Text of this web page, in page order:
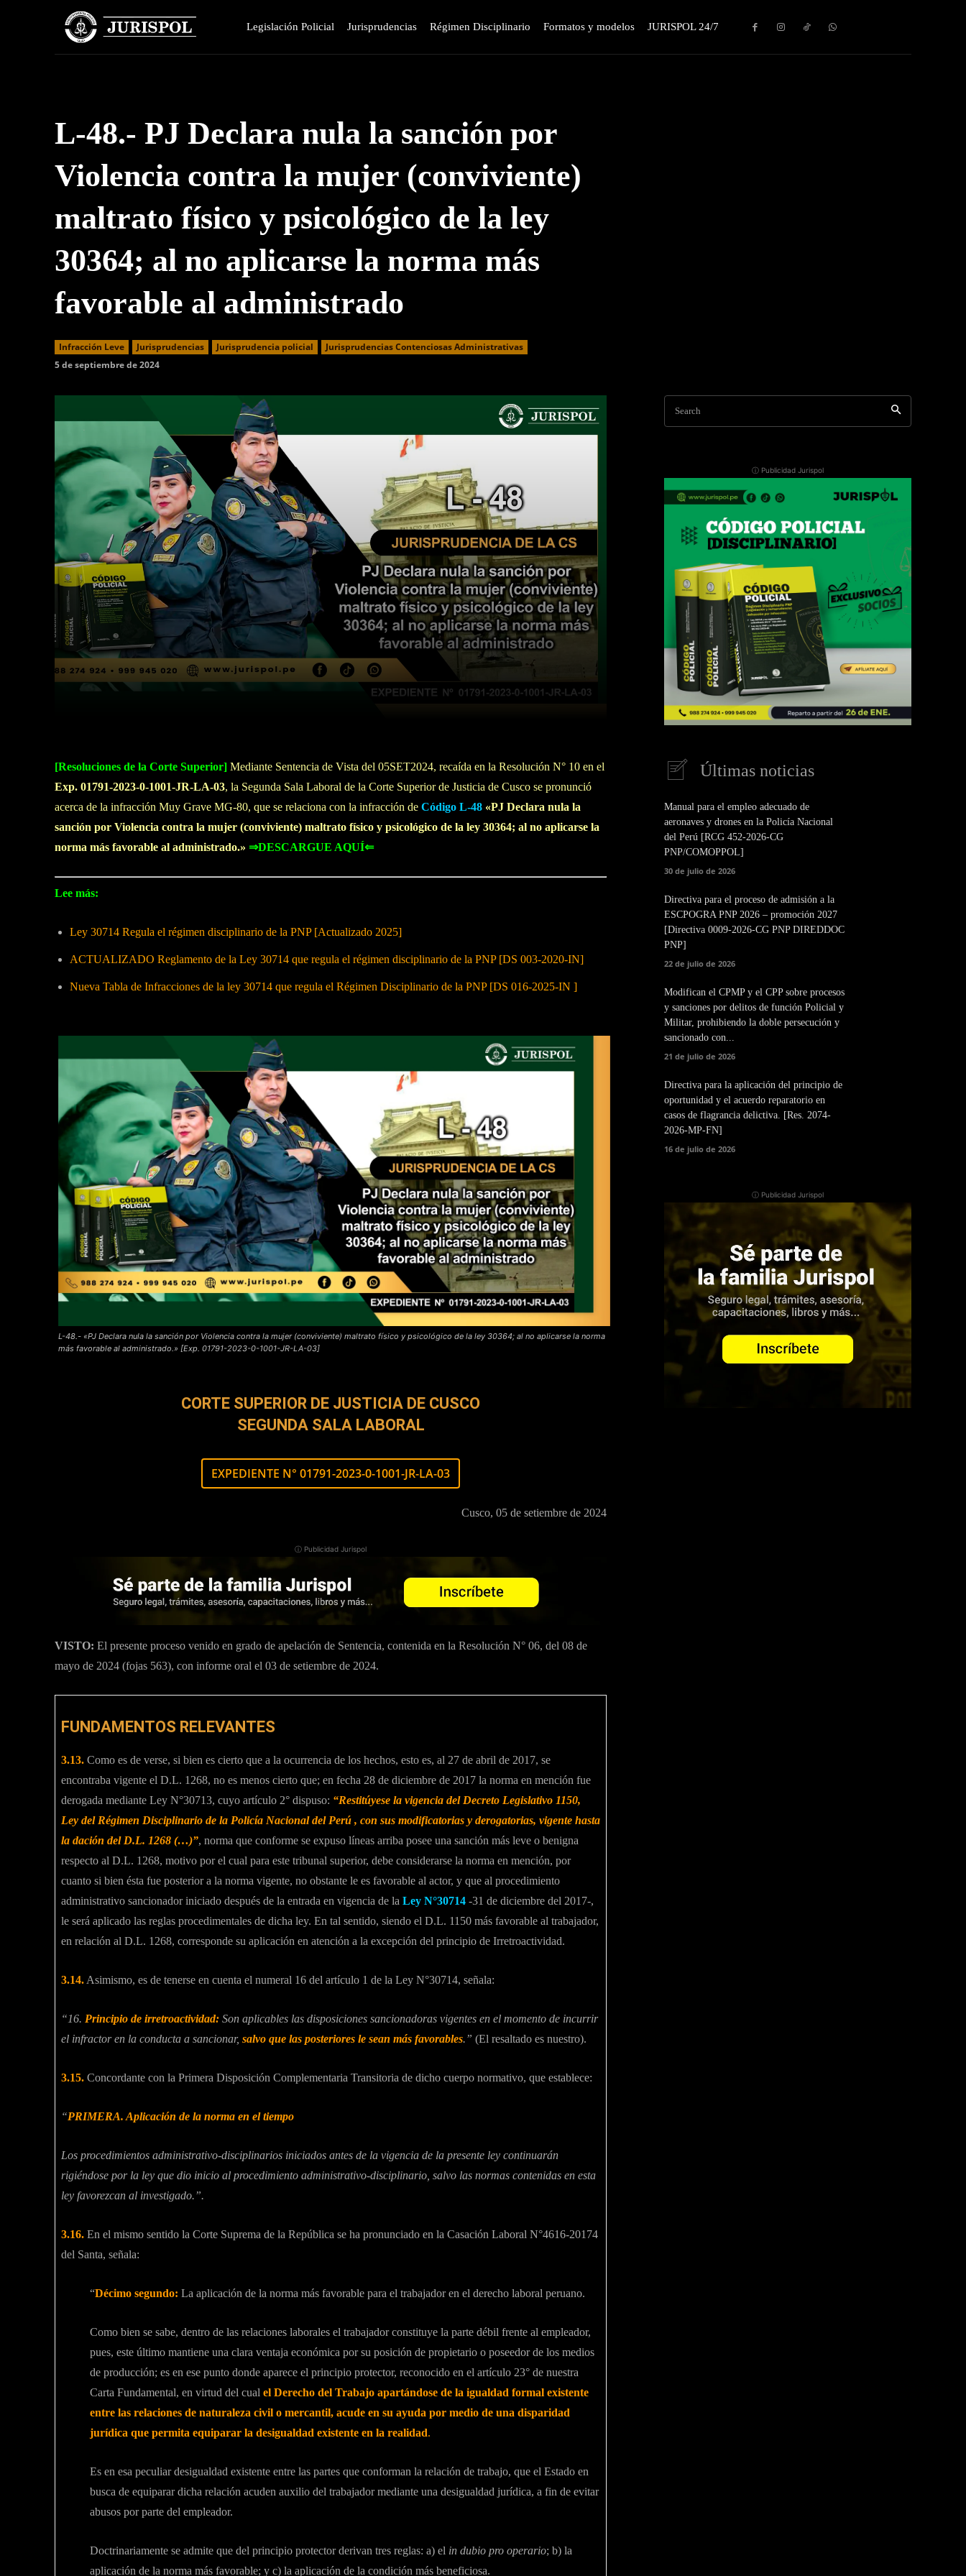
Legislación Policial Jurisprudencias Régimen Disciplinario Formatos y modelos JURISPOL 24/7
L-48.- PJ Declara nula la sanción por
Violencia contra la mujer (conviviente)
maltrato físico y psicológico de la ley
30364; al no aplicarse la norma más
favorable al administrado
Infracción Leve Jurisprudencias Jurisprudencia policial
Jurisprudencias Contenciosas Administrativas
5 de septiembre de 2024
WhatsApp Linkedin
[Resoluciones de la Corte Superior] Mediante Sentencia de Vista del 05SET2024, recaída en la Resolución N° 10 en el
Exp. 01791-2023-0-1001-JR-LA-03, la Segunda Sala Laboral de la Corte Superior de Justicia de Cusco se pronunció
acerca de la infracción Muy Grave MG-80, que se relaciona con la infracción de Código L-48 «PJ Declara nula la
sanción por Violencia contra la mujer (conviviente) maltrato físico y psicológico de la ley 30364; al no aplicarse la
norma más favorable al administrado.» ⇒DESCARGUE AQUÍ⇐
Lee más:
Ley 30714 Regula el régimen disciplinario de la PNP [Actualizado 2025]
ACTUALIZADO Reglamento de la Ley 30714 que regula el régimen disciplinario de la PNP [DS 003-2020-IN]
Nueva Tabla de Infracciones de la ley 30714 que regula el Régimen Disciplinario de la PNP [DS 016-2025-IN ]
L-48.- «PJ Declara nula la sanción por Violencia contra la mujer (conviviente) maltrato físico y psicológico de la ley 30364; al no aplicarse la norma
más favorable al administrado.» [Exp. 01791-2023-0-1001-JR-LA-03]
CORTE SUPERIOR DE JUSTICIA DE CUSCO
SEGUNDA SALA LABORAL
EXPEDIENTE N° 01791-2023-0-1001-JR-LA-03
Cusco, 05 de setiembre de 2024
ⓘ Publicidad Jurispol
VISTO: El presente proceso venido en grado de apelación de Sentencia, contenida en la Resolución N° 06, del 08 de
mayo de 2024 (fojas 563), con informe oral el 03 de setiembre de 2024.
FUNDAMENTOS RELEVANTES
3.13. Como es de verse, si bien es cierto que a la ocurrencia de los hechos, esto es, al 27 de abril de 2017, se
encontraba vigente el D.L. 1268, no es menos cierto que; en fecha 28 de diciembre de 2017 la norma en mención fue
derogada mediante Ley N°30713, cuyo artículo 2° dispuso: “Restitúyese la vigencia del Decreto Legislativo 1150,
Ley del Régimen Disciplinario de la Policía Nacional del Perú , con sus modificatorias y derogatorias, vigente hasta
la dación del D.L. 1268 (…)”, norma que conforme se expuso líneas arriba posee una sanción más leve o benigna
respecto al D.L. 1268, motivo por el cual para este tribunal superior, debe considerarse la norma en mención, por
cuanto si bien ésta fue posterior a la norma vigente, no obstante le es favorable al actor, y que al procedimiento
administrativo sancionador iniciado después de la entrada en vigencia de la Ley N°30714 -31 de diciembre del 2017-,
le será aplicado las reglas procedimentales de dicha ley. En tal sentido, siendo el D.L. 1150 más favorable al trabajador,
en relación al D.L. 1268, corresponde su aplicación en atención a la excepción del principio de Irretroactividad.
3.14. Asimismo, es de tenerse en cuenta el numeral 16 del artículo 1 de la Ley N°30714, señala:
“16. Principio de irretroactividad: Son aplicables las disposiciones sancionadoras vigentes en el momento de incurrir
el infractor en la conducta a sancionar, salvo que las posteriores le sean más favorables.” (El resaltado es nuestro).
3.15. Concordante con la Primera Disposición Complementaria Transitoria de dicho cuerpo normativo, que establece:
“PRIMERA. Aplicación de la norma en el tiempo
Los procedimientos administrativo-disciplinarios iniciados antes de la vigencia de la presente ley continuarán
rigiéndose por la ley que dio inicio al procedimiento administrativo-disciplinario, salvo las normas contenidas en esta
ley favorezcan al investigado.”.
3.16. En el mismo sentido la Corte Suprema de la República se ha pronunciado en la Casación Laboral N°4616-20174
del Santa, señala:
“Décimo segundo: La aplicación de la norma más favorable para el trabajador en el derecho laboral peruano.
Como bien se sabe, dentro de las relaciones laborales el trabajador constituye la parte débil frente al empleador,
pues, este último mantiene una clara ventaja económica por su posición de propietario o poseedor de los medios
de producción; es en ese punto donde aparece el principio protector, reconocido en el artículo 23° de nuestra
Carta Fundamental, en virtud del cual el Derecho del Trabajo apartándose de la igualdad formal existente
entre las relaciones de naturaleza civil o mercantil, acude en su ayuda por medio de una disparidad
jurídica que permita equiparar la desigualdad existente en la realidad.
Es en esa peculiar desigualdad existente entre las partes que conforman la relación de trabajo, que el Estado en
busca de equiparar dicha relación acuden auxilio del trabajador mediante una desigualdad jurídica, a fin de evitar
abusos por parte del empleador.
Doctrinariamente se admite que del principio protector derivan tres reglas: a) el in dubio pro operario; b) la
aplicación de la norma más favorable; y c) la aplicación de la condición más beneficiosa.
Search
ⓘ Publicidad Jurispol
Últimas noticias
Manual para el empleo adecuado de
aeronaves y drones en la Policía Nacional
del Perú [RCG 452-2026-CG
PNP/COMOPPOL]
30 de julio de 2026
Directiva para el proceso de admisión a la
ESCPOGRA PNP 2026 – promoción 2027
[Directiva 0009-2026-CG PNP DIREDDOC
PNP]
22 de julio de 2026
Modifican el CPMP y el CPP sobre procesos
y sanciones por delitos de función Policial y
Militar, prohibiendo la doble persecución y
sancionado con...
21 de julio de 2026
Directiva para la aplicación del principio de
oportunidad y el acuerdo reparatorio en
casos de flagrancia delictiva. [Res. 2074-
2026-MP-FN]
16 de julio de 2026
ⓘ Publicidad Jurispol